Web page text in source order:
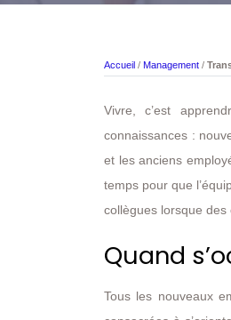
Accueil / Management /
Vivre, c’est
connaissances :
et les anciens
temps pour que
collègues lorsque des
Quand
Tous les nouveaux